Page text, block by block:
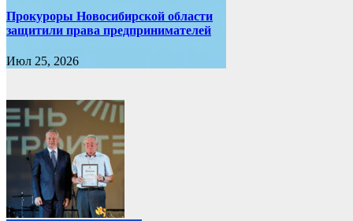
Прокуроры Новосибирской области
защитили права предпринимателей
Июл 25, 2026